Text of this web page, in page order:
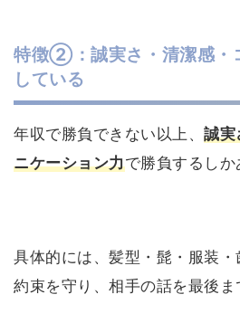
特徴②：誠実さ・清潔感・
している
年収で勝負できない以上、誠実
ニケーション力で勝負するしか
具体的には、髪型・髭・服装・
約束を守り、相手の話を最後ま